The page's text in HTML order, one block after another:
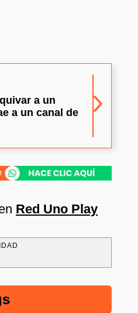
a un
a un canal de
Red Uno Play